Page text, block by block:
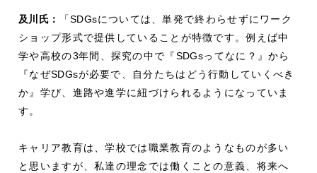
及川氏： 「SDGsについては、単発で終わらせずにワーク
ショップ形式で提供していることが特徴です。例えば中
学や高校の3年間、探究の中で『SDGsってなに？』から
『なぜSDGsが必要で、自分たちはどう行動していくべき
か』学び、進路や進学に紐づけられるようになっていま
す。
キャリア教育は、学校では職業教育のようなものが多い
と思いますが、私達の理念では働くことの意義、将来へ